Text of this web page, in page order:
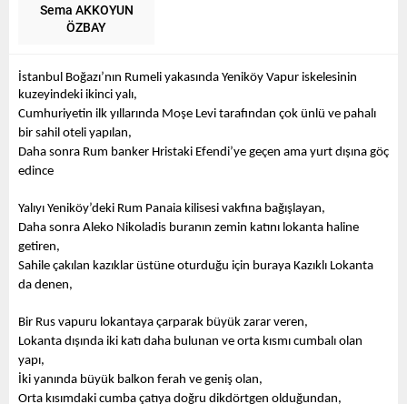
Sema AKKOYUN
ÖZBAY
İstanbul Boğazı’nın Rumeli yakasında Yeniköy Vapur iskelesinin
kuzeyindeki ikinci yalı,
Cumhuriyetin ilk yıllarında Moşe Levi tarafından çok ünlü ve pahalı
bir sahil oteli yapılan,
Daha sonra Rum banker Hristaki Efendi’ye geçen ama yurt dışına göç
edince
Yalıyı Yeniköy’deki Rum Panaia kilisesi vakfına bağışlayan,
Daha sonra Aleko Nikoladis buranın zemin katını lokanta haline
getiren,
Sahile çakılan kazıklar üstüne oturduğu için buraya Kazıklı Lokanta
da denen,
Bir Rus vapuru lokantaya çarparak büyük zarar veren,
Lokanta dışında iki katı daha bulunan ve orta kısmı cumbalı olan
yapı,
İki yanında büyük balkon ferah ve geniş olan,
Orta kısımdaki cumba çatıya doğru dikdörtgen olduğundan,